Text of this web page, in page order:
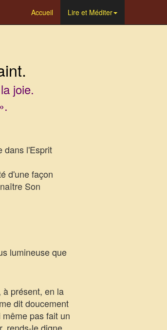
Accueil Lire et Méditer
joie.
dans l'Esprit
d'une façon
Son
lumineuse que
présent, en la
dit doucement
pas fait un